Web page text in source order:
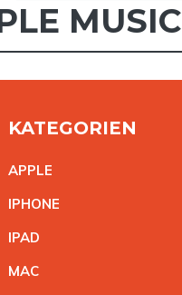
MUSIC
KATEGORIEN
APPLE
IPHONE
IPAD
MAC